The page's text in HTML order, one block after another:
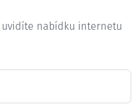
nabídku internetu